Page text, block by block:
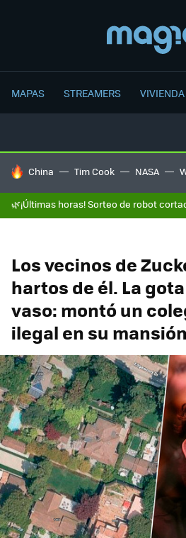
MAPAS STREAMERS VIVIENDA
HOY SE HABLA DE
China Tim Cook NASA
🌿¡Últimas horas! Sorteo de robot
Los vecinos de
hartos de él. La
vaso: montó un
ilegal en su mansión